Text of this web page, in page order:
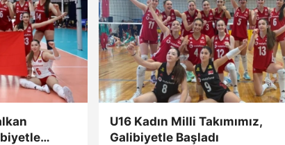
U16 Kadın Milli Takımımız,
Galibiyetle Başladı